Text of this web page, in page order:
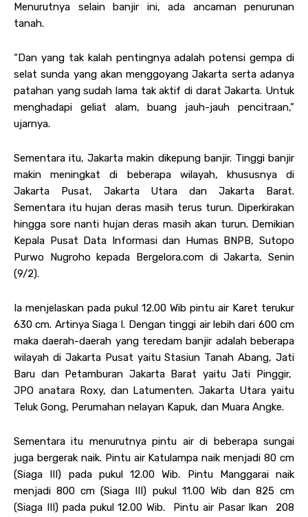
Menurutnya selain banjir ini, ada ancaman penurunan
tanah.
“Dan yang tak kalah pentingnya adalah potensi gempa di
selat sunda yang akan menggoyang Jakarta serta adanya
patahan yang sudah lama tak aktif di darat Jakarta. Untuk
menghadapi geliat alam, buang jauh-jauh pencitraan,”
ujarnya.
Sementara itu, Jakarta makin dikepung banjir. Tinggi banjir
makin meningkat di beberapa wilayah, khususnya di
Jakarta Pusat, Jakarta Utara dan Jakarta Barat.
Sementara itu hujan deras masih terus turun. Diperkirakan
hingga sore nanti hujan deras masih akan turun. Demikian
Kepala Pusat Data Informasi dan Humas BNPB, Sutopo
Purwo Nugroho kepada Bergelora.com di Jakarta, Senin
(9/2).
Ia menjelaskan pada pukul 12.00 Wib pintu air Karet terukur
630 cm. Artinya Siaga I. Dengan tinggi air lebih dari 600 cm
maka daerah-daerah yang teredam banjir adalah beberapa
wilayah di Jakarta Pusat yaitu Stasiun Tanah Abang, Jati
Baru dan Petamburan Jakarta Barat yaitu Jati Pinggir,
JPO anatara Roxy, dan Latumenten. Jakarta Utara yaitu
Teluk Gong, Perumahan nelayan Kapuk, dan Muara Angke.
Sementara itu menurutnya pintu air di beberapa sungai
juga bergerak naik. Pintu air Katulampa naik menjadi 80 cm
(Siaga III) pada pukul 12.00 Wib. Pintu Manggarai naik
menjadi 800 cm (Siaga III) pukul 11.00 Wib dan 825 cm
(Siaga III) pada pukul 12.00 Wib. Pintu air Pasar Ikan 208